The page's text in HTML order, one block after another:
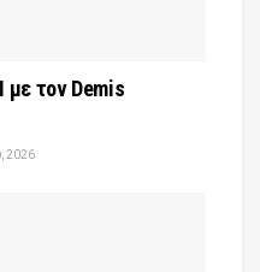
με τον Demis
2026